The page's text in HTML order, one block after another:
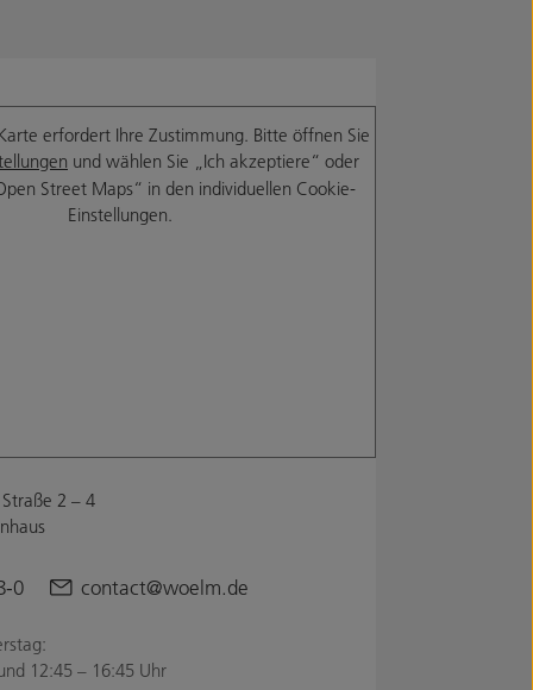
erfordert Ihre Zustimmung. Bitte öffnen Sie
und wählen Sie „Ich akzeptiere“ oder
Street Maps“ in den individuellen Cookie-
Einstellungen.
2 – 4
0 contact@woelm.de
12:45 – 16:45 Uhr